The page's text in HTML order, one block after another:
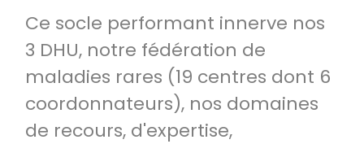
Ce socle performant innerve nos
3 DHU, notre fédération de
maladies rares (19 centres dont 6
coordonnateurs), nos domaines
de recours, d'expertise,